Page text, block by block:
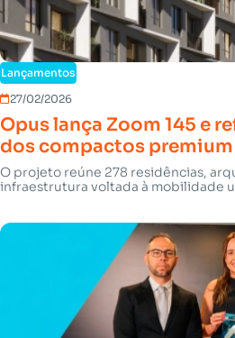
Lançamentos
27/02/2026
Opus lança Zoom 145 e
dos compactos
O projeto reúne 278 residências,
infraestrutura voltada à mobilidade